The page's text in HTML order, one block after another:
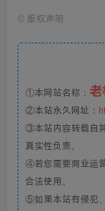
© 版权声明
①本网站名称：
②本站永久网址：
③本站内容转载自
真实性负责。
④若您需要商业运
合法使用。
⑤如果本站有侵犯